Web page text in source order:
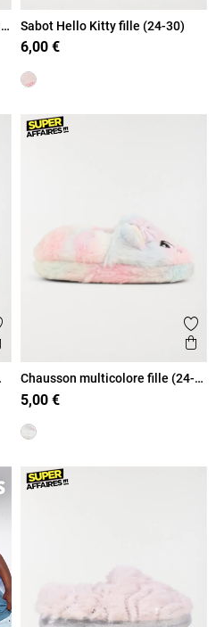
Sabot Hello Kitty fille (24-30)
6,00 €
aux favoris
Aperçu rapide
Chausson multicolore fille (24-
30)
5,00 €